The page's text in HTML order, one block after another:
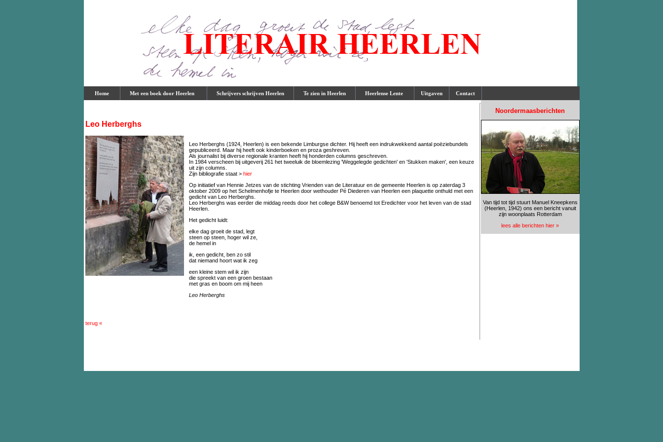
Home Met een boek door Heerlen Schrijvers schrijven Heerlen Te zien in Heerlen Heerlense Lente Uitgaven Contact
Leo Herberghs
Leo Herberghs (1924, Heerlen) is een bekende Limburgse dichter. Hij heeft een indrukwekkend aantal poëziebundels
gepubliceerd. Maar hij heeft ook kinderboeken en proza geshreven.
Als journalist bij diverse regionale kranten heeft hij honderden columns geschreven.
In 1984 verscheen bij uitgeverij 261 het tweeluik de bloemlezing 'Weggelegde gedichten' en 'Stukken maken', een keuze
uit zijn columns.
Zijn bibliografie staat > hier
Op initiatief van Hennie Jetzes van de stichting Vrienden van de Literatuur en de gemeente Heerlen is op zaterdag 3
oktober 2009 op het Schelmenhofje te Heerlen door wethouder Pé Diederen van Heerlen een plaquette onthuld met een
gedicht van Leo Herberghs.
Leo Herberghs was eerder die middag reeds door het college B&W benoemd tot Eredichter voor het leven van de stad
Heerlen.
Het gedicht luidt:
elke dag groeit de stad, legt
steen op steen, hoger wil ze,
de hemel in
ik, een gedicht, ben zo stil
dat niemand hoort wat ik zeg
een kleine stem wil ik zijn
die spreekt van een groen bestaan
met gras en boom om mij heen
Leo Herberghs
terug «
Noordermaasberichten
Van tijd tot tijd stuurt Manuel Kneepkens
(Heerlen, 1942) ons een bericht vanuit
zijn woonplaats Rotterdam
lees alle berichten hier »